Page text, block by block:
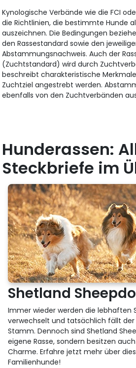
Kynologische Verbände wie die FCI
die Richtlinien, die bestimmte Hunde
auszeichnen. Die Bedingungen
den Rassestandard sowie den
Abstammungsnachweis. Auch der
(Zuchtstandard) wird durch
beschreibt charakteristische Merkmale
Zuchtziel angestrebt werden.
ebenfalls von den Zuchtverbänden
Hunderassen:
Steckbriefe im
Shetland
Immer wieder werden die lebhaften
verwechselt und tatsächlich fällt
Stamm. Dennoch sind Shetland
eigene Rasse, sondern besitzen
Charme. Erfahre jetzt mehr über
Familienhunde!